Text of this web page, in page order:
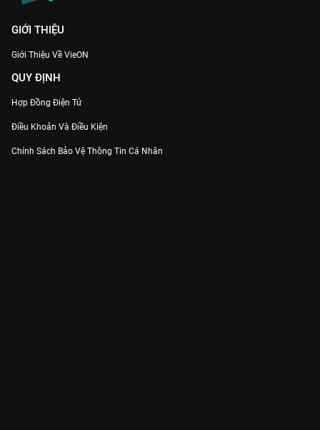
GIỚI THIỆU
Giới Thiệu Về VieON
QUY ĐỊNH
Hợp Đồng Điện Tử
Điều Khoản Và Điều Kiện
Chính Sách Bảo Vệ Thông Tin Cá Nhân